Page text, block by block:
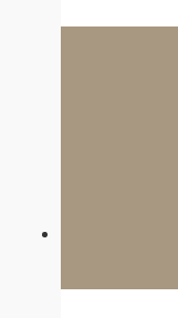
sa na